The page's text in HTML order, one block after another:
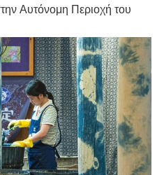
Αυτόνομη Περιοχή του